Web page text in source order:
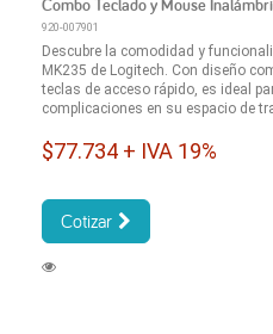
Combo Teclado y Mouse
920-007901
Descubre la comodidad y
MK235 de Logitech. Con diseño
teclas de acceso rápido, es ideal
complicaciones en su espacio de
$77.734 + IVA 19%
Cotizar